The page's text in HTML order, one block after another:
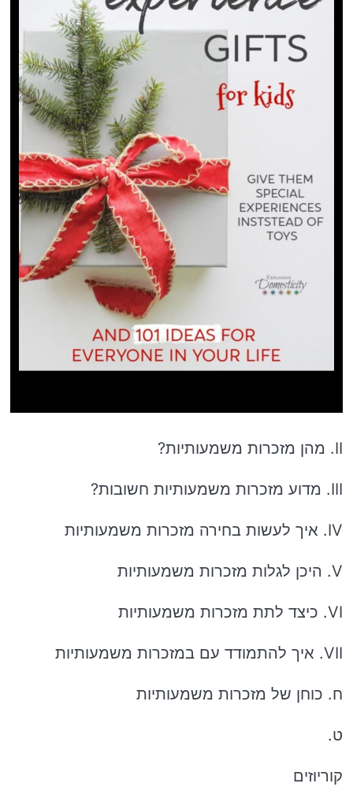
II. מהן מזכרות משמעותיות?
III. מדוע מזכרות משמעותיות חשובות?
IV. איך לעשות בחירה מזכרות משמעותיות
V. היכן לגלות מזכרות משמעותיות
VI. כיצד לתת מזכרות משמעותיות
VII. איך להתמודד עם במזכרות משמעותיות
ח. כוחן של מזכרות משמעותיות
ט.
קוריוזים